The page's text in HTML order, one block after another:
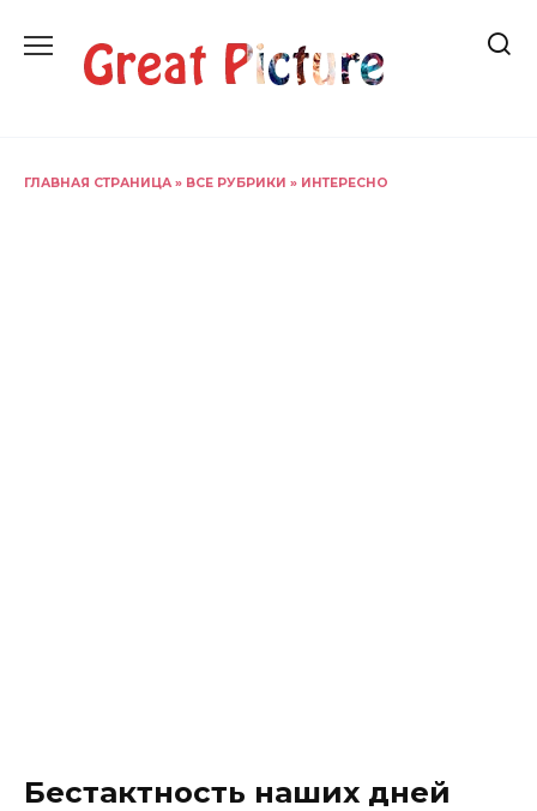
содержанию
ГЛАВНАЯ СТРАНИЦА » ВСЕ РУБРИКИ » ИНТЕРЕСНО
Бестактность наших дней